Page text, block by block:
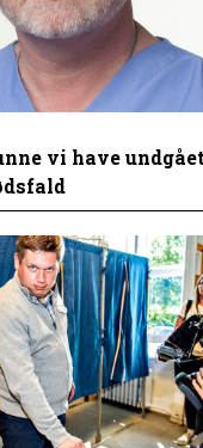
vi have